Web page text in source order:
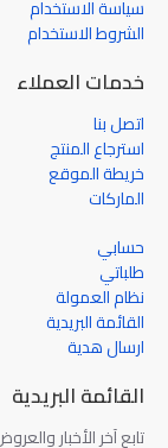
سياسة الاستخدام
الشروط الاستخدام
خدمات العملاء
اتصل بنا
استرجاع المنتج
خريطة الموقع
الماركات
حسابي
طلباتي
نظام العمولة
القائمة البريدية
ارسال هدية
القائمة البريدية
تابع آخر الأخبار